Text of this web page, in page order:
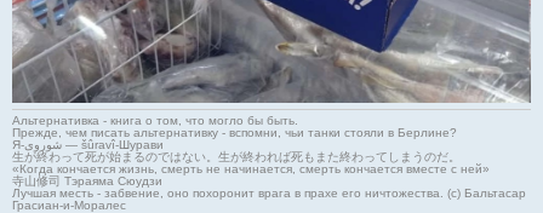
Альтернативка - книга о том, что могло бы быть.
Прежде, чем писать альтернативку - вспомни, чьи танки стояли в Берлине?
Я-شوروی — šûravî-Шурави
生が終わって死が始まるのではない。生が終われば死もまた終わってしまうのだ。
«Когда кончается жизнь, смерть не начинается, смерть кончается вместе с ней»
寺山修司 Тэраяма Сюудзи
Лучшая месть - забвение, оно похоронит врага в прахе его ничтожества. (с) Бальтасар
Грасиан-и-Моралес